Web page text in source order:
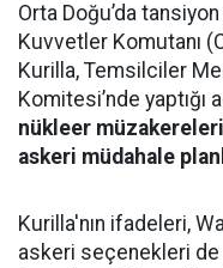
Orta Doğu’da
Kuvvetler Komutanı
Kurilla, Temsilciler
Komitesi’nde yaptığı
nükleer
askeri müdahale
Kurilla'nın ifadeleri,
askeri seçenekleri